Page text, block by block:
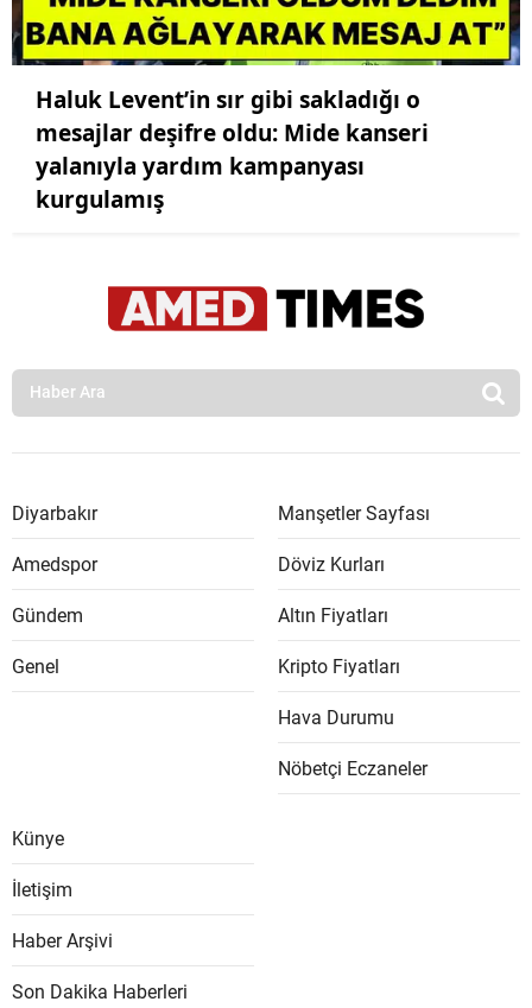
Haluk Levent’in sır gibi sakladığı o
mesajlar deşifre oldu: Mide kanseri
yalanıyla yardım kampanyası
kurgulamış
Diyarbakır
Amedspor
Gündem
Genel
Manşetler Sayfası
Döviz Kurları
Altın Fiyatları
Kripto Fiyatları
Hava Durumu
Nöbetçi Eczaneler
Künye
İletişim
Haber Arşivi
Son Dakika Haberleri